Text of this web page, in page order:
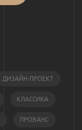
ДИЗАЙН-ПРОЕКТ
КЛАССИКА
ПРОВАНС